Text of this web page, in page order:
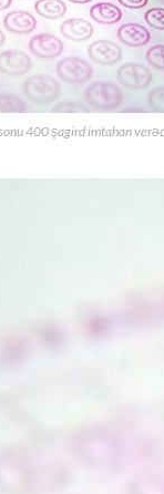
400 şagird imtahan